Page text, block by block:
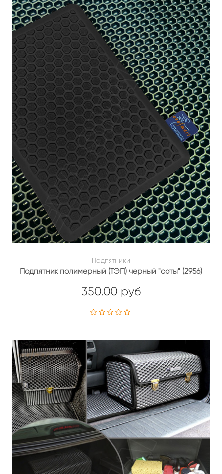
Подпятники
Подпятник полимерный (ТЭП) черный "соты" (2956)
350.00 руб